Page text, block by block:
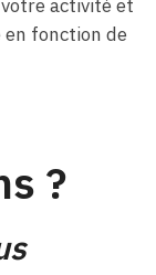
activité et
en fonction de
?